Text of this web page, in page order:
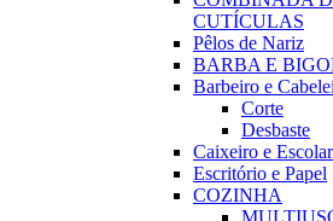
CUTÍCULAS
Pêlos de Nariz
BARBA E
Barbeiro e
Corte
Desbaste
Caixeiro e Escolar
Escritório e Papel
COZINHA